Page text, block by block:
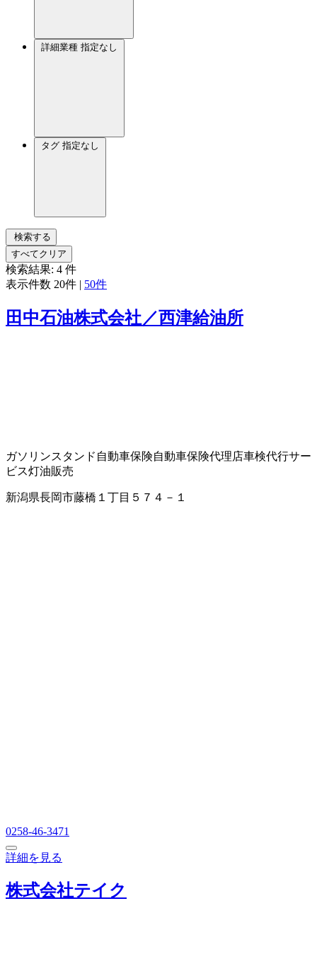
詳細業種 指定なし
タグ 指定なし
検索する
すべてクリア
検索結果: 4 件
表示件数 20件 | 50件
田中石油株式会社／西津給油所
ガソリンスタンド 自動車保険自動車保険代理店車検代行サー
ビス灯油販売
新潟県長岡市藤橋１丁目５７４－１
0258-46-3471
詳細を見る
株式会社テイク